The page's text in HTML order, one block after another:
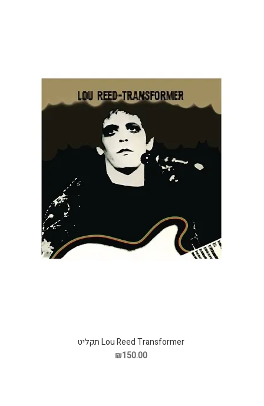
Lou Reed Transformer תקליט
₪150.00